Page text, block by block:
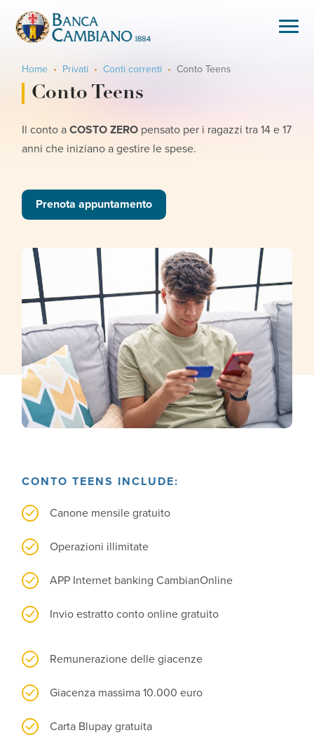
Home Privati Conti correnti Conto Teens
Conto Teens
Il conto aCOSTO ZERO pensato per i ragazzi tra 14 e 17
anni che iniziano a gestire le spese.
Prenota appuntamento
CONTO TEENS INCLUDE:
Canone mensile gratuito
Operazioni illimitate
APP Internet banking CambianOnline
Invio estratto conto online gratuito
Remunerazione delle giacenze
Giacenza massima 10.000 euro
Carta Blupay gratuita